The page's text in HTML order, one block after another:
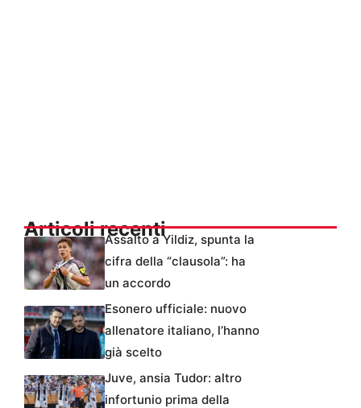
Articoli recentiAssalto a Yildiz, spunta la
cifra della “clausola”: ha
un accordo
Esonero ufficiale: nuovo
allenatore italiano, l’hanno
già scelto
Juve, ansia Tudor: altro
infortunio prima della